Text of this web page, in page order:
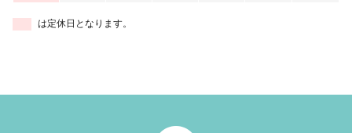
は定休日となります。